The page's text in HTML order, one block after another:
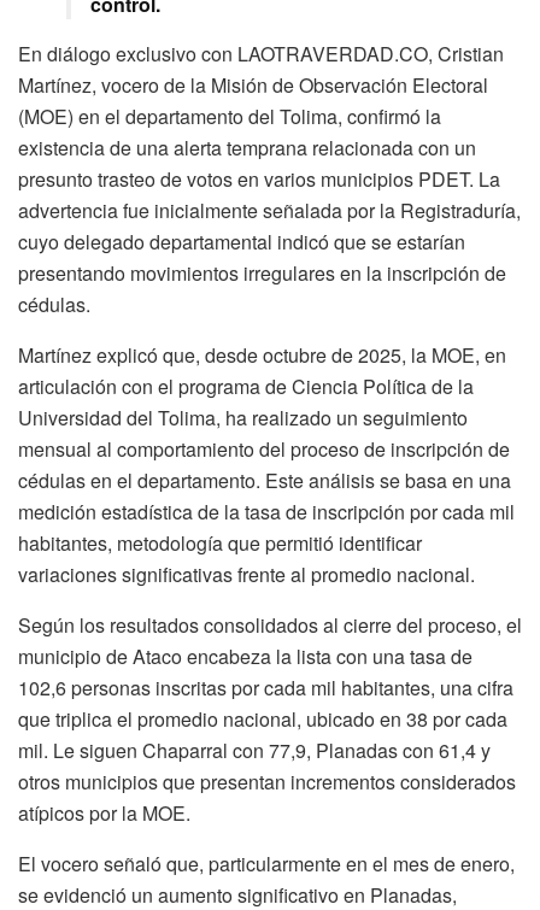
En diálogo exclusivo con LAOTRAVERDAD.CO, Cristian
Martínez, vocero de la Misión de Observación Electoral
(MOE) en el departamento del Tolima, confirmó la
existencia de una alerta temprana relacionada con un
presunto trasteo de votos en varios municipios PDET. La
advertencia fue inicialmente señalada por la Registraduría,
cuyo delegado departamental indicó que se estarían
presentando movimientos irregulares en la inscripción de
cédulas.
Martínez explicó que, desde octubre de 2025, la MOE, en
articulación con el programa de Ciencia Política de la
Universidad del Tolima, ha realizado un seguimiento
mensual al comportamiento del proceso de inscripción de
cédulas en el departamento. Este análisis se basa en una
medición estadística de la tasa de inscripción por cada mil
habitantes, metodología que permitió identificar
variaciones significativas frente al promedio nacional.
Según los resultados consolidados al cierre del proceso, el
municipio de Ataco encabeza la lista con una tasa de
102,6 personas inscritas por cada mil habitantes, una cifra
que triplica el promedio nacional, ubicado en 38 por cada
mil. Le siguen Chaparral con 77,9, Planadas con 61,4 y
otros municipios que presentan incrementos considerados
atípicos por la MOE.
El vocero señaló que, particularmente en el mes de enero,
se evidenció un aumento significativo en Planadas,